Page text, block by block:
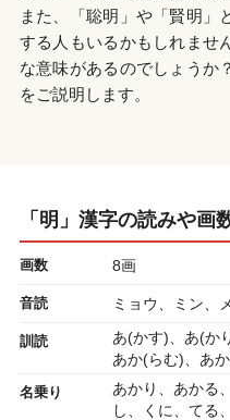
また、「聡明」や「賢明」
する人もいるかもしれませ
な意味があるのでしょうか
をご説明します。
「明」漢字の読みや画
画数 8画
音読 ミョウ、ミン、
訓読
あ(かす)、あ(か
あか(らむ)、あ
名乗り
あかり、あかる
し、くに、てる